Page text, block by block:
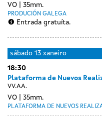
VO 35mm.
PRODUCIÓN GALEGA
Entrada gratuíta.
sábado 13 xaneiro
18:30
Plataforma de Nuevos
VV.AA.
VO 35mm.
PLATAFORMA DE NUEVOS